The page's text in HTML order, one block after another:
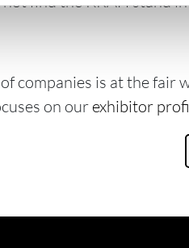
companies is at the
on ourexhibitor